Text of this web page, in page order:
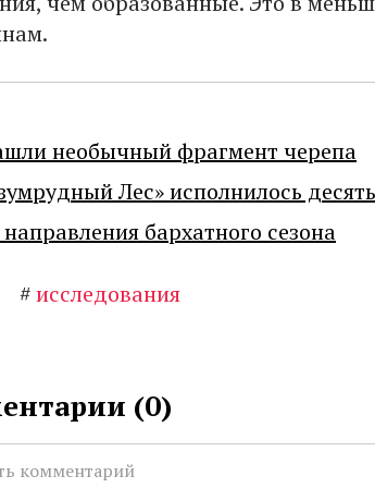
необычный фрагмент черепа
Лес» исполнилось
бархатного сезона
#исследования
(0)